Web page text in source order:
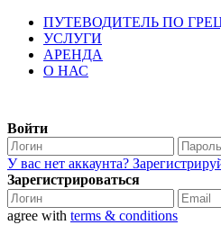
ПУТЕВОДИТЕЛЬ ПО
УСЛУГИ
АРЕНДА
О НАС
Войти
У вас нет аккаунта?
Зарегистрироваться
agree with terms & conditions